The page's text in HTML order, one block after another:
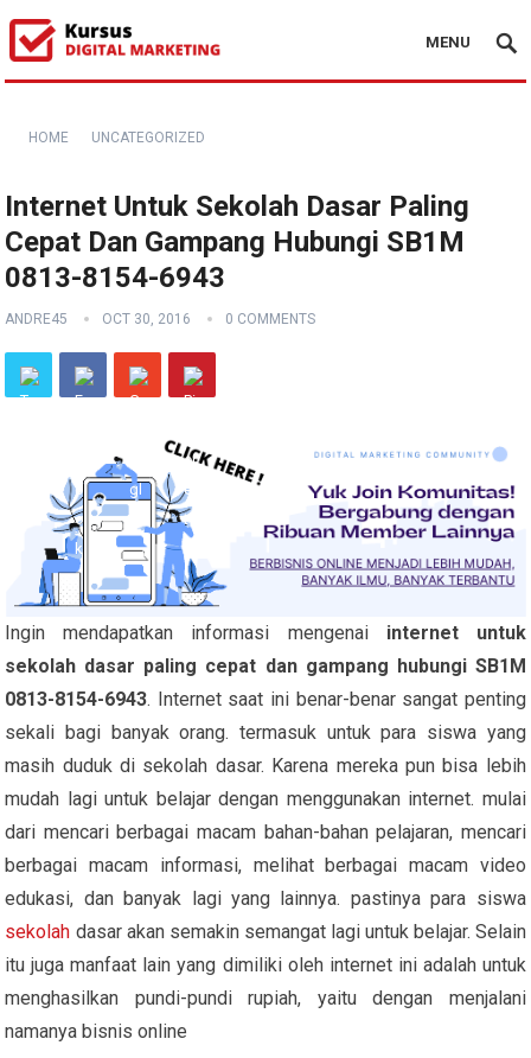
MENU
HOME UNCATEGORIZED
Internet Untuk Sekolah Dasar Paling
Cepat Dan Gampang Hubungi SB1M
0813-8154-6943
ANDRE45 OCT 30, 2016 0 COMMENTS
Ingin mendapatkan informasi mengenai internet untuk
sekolah dasar paling cepat dan gampang hubungi SB1M
0813-8154-6943. Internet saat ini benar-benar sangat penting
sekali bagi banyak orang. termasuk untuk para siswa yang
masih duduk di sekolah dasar. Karena mereka pun bisa lebih
mudah lagi untuk belajar dengan menggunakan internet. mulai
dari mencari berbagai macam bahan-bahan pelajaran, mencari
berbagai macam informasi, melihat berbagai macam video
edukasi, dan banyak lagi yang lainnya. pastinya para siswa
sekolah dasar akan semakin semangat lagi untuk belajar. Selain
itu juga manfaat lain yang dimiliki oleh internet ini adalah untuk
menghasilkan pundi-pundi rupiah, yaitu dengan menjalani
namanya bisnis online